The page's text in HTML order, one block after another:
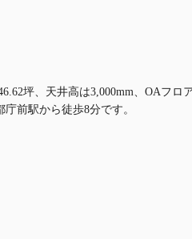
坪、天井高は3,000mm、OAフロ
前駅から徒歩8分です。